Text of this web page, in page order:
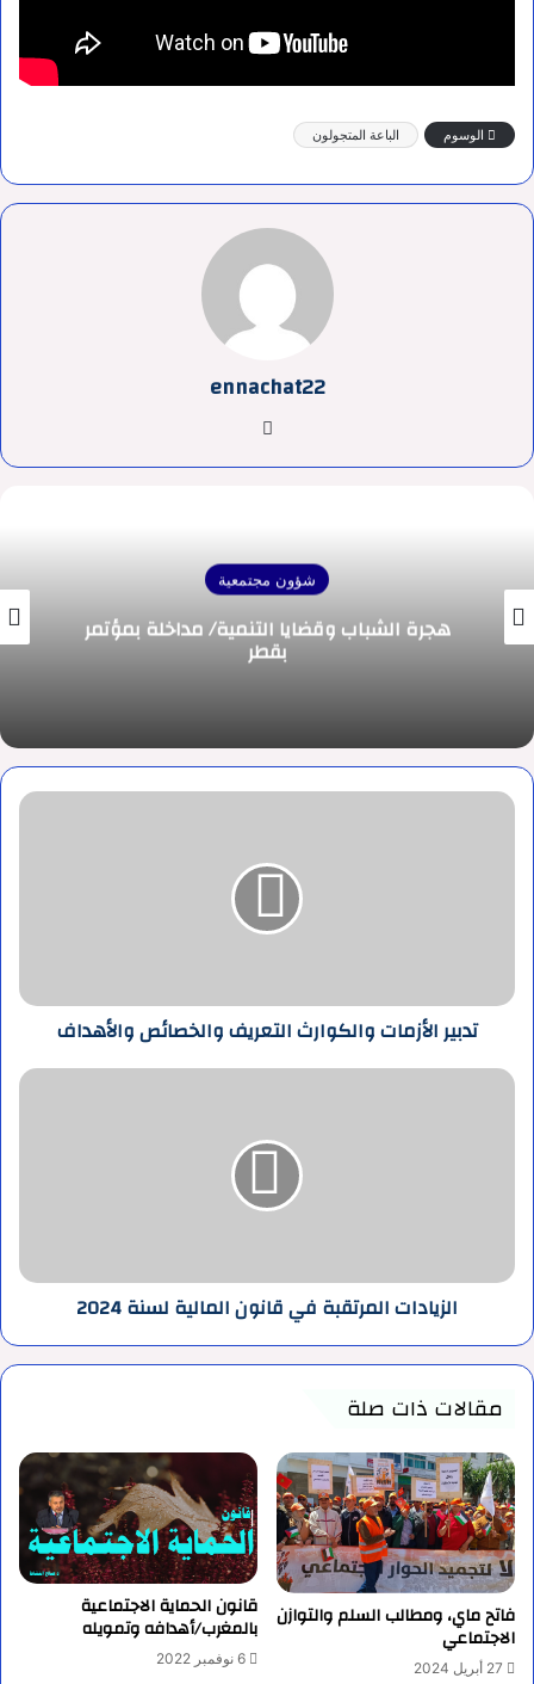
الوسوم الباعة المتجولون
ennachat22
شؤون مجتمعية
هجرة الشباب وقضايا التنمية/ مداخلة بمؤتمر
بقطر
تدبير
تدبير الأزمات والكوارث التعريف والخصائص والأهداف
الزيادات
الزيادات المرتقبة في قانون المالية لسنة 2024
مقالات ذات صلة
فاتح ماي، ومطالب السلم والتوازن
الاجتماعي
27 أبريل 2024
قانون الحماية الاجتماعية
بالمغرب/أهدافه وتمويله
6 نوفمبر 2022